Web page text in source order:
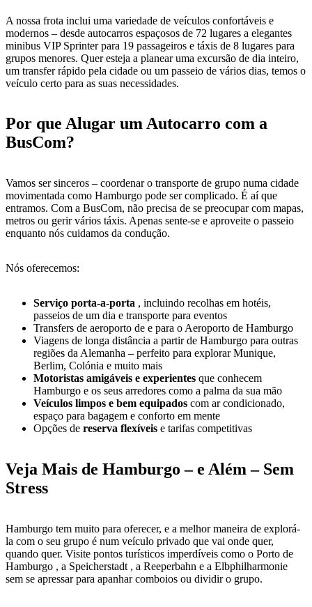
A nossa frota inclui uma variedade de veículos confortáveis e
modernos – desde autocarros espaçosos de 72 lugares a elegantes
minibus VIP Sprinter para 19 passageiros e táxis de 8 lugares para
grupos menores. Quer esteja a planear uma excursão de dia inteiro,
um transfer rápido pela cidade ou um passeio de vários dias, temos o
veículo certo para as suas necessidades.
Por que Alugar um Autocarro com a
BusCom?
Vamos ser sinceros – coordenar o transporte de grupo numa cidade
movimentada como Hamburgo pode ser complicado. É aí que
entramos. Com a BusCom, não precisa de se preocupar com mapas,
metros ou gerir vários táxis. Apenas sente-se e aproveite o passeio
enquanto nós cuidamos da condução.
Nós oferecemos:
Serviço porta-a-porta , incluindo recolhas em hotéis,
passeios de um dia e transporte para eventos
Transfers de aeroporto de e para o Aeroporto de Hamburgo
Viagens de longa distância a partir de Hamburgo para outras
regiões da Alemanha – perfeito para explorar Munique,
Berlim, Colónia e muito mais
Motoristas amigáveis e experientes que conhecem
Hamburgo e os seus arredores como a palma da sua mão
Veículos limpos e bem equipados com ar condicionado,
espaço para bagagem e conforto em mente
Opções de reserva flexíveis e tarifas competitivas
Veja Mais de Hamburgo – e Além – Sem
Stress
Hamburgo tem muito para oferecer, e a melhor maneira de explorá-
la com o seu grupo é num veículo privado que vai onde quer,
quando quer. Visite pontos turísticos imperdíveis como o Porto de
Hamburgo , a Speicherstadt , a Reeperbahn e a Elbphilharmonie
sem se apressar para apanhar comboios ou dividir o grupo.